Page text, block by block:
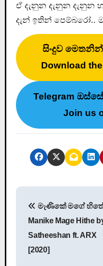
ඒ දැනුන දැනුන දැනුන
දැන් ඉතින් පෙම්බරෝ..
සිංදුව
Download
Telegram
Join us
මැණිකේ මගේ හිතේ
Manike Mage Hithe
Satheeshan ft. ARX
[2020]